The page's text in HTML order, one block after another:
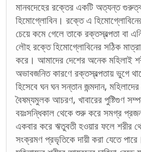
মানবদেহের রক্তের একটি অত্যন্ত
হিমোগ্লোবিন। রক্তে এ
চেয়ে কমে গেলে তাকে রক্তস্বল্পতা বা
লৌহ রক্তে হিমোগ্লোবিনের সঠিক
করে। আমাদের দেশের অনেক মহিলাই
অভাবজনিত কারণে রক্তস্বল্পতায় ভুগে
হিসেবে ঘন ঘন সন্তান জন্মদান,
বৈষম্যমুলক আচরণ, খাবারের পুষ্টিগুণ
বয়ঃসন্ধিকাল থেকে শুরু করে সমগ্র
একবার করে ঋতুবতী হওয়ার ফলে শরীর
সংক্রমণ প্রভৃতিকে দায়ী করা যেতে